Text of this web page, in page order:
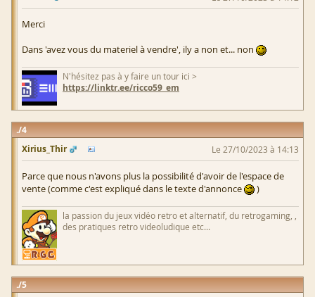
Merci
Dans 'avez vous du materiel à vendre', ily a non et... non
N'hésitez pas à y faire un tour ici >
https://linktr.ee/ricco59_em
4
Xirius_Thir
Le 27/10/2023 à 14:13
Parce que nous n'avons plus la possibilité d'avoir de l'espace de
vente (comme c'est expliqué dans le texte d'annonce
)
la passion du jeux vidéo retro et alternatif, du retrogaming, ,
des pratiques retro videoludique etc...
5